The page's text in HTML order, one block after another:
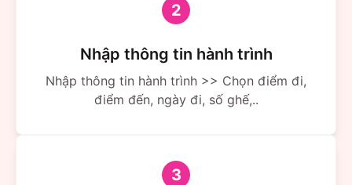
2
Nhập thông tin hành trình
Nhập thông tin hành trình >> Chọn điểm đi,
điểm đến, ngày đi, số ghế,..
3